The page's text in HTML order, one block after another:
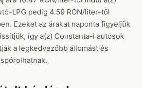
LPG pedig 4.59 RON/liter-től
Ezeket az árakat naponta figyeljük
így a(z) Constanta-i autósok
a legkedvezőbb állomást és